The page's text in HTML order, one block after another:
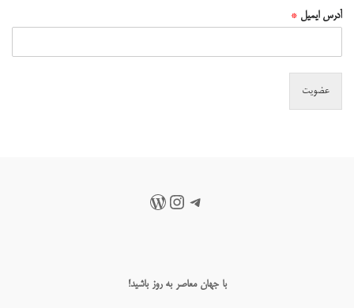
آدرس ایمیل *
عضویت
تلگراماینستاگرم
وردپرس
با جهان معاصر به روز باشید!